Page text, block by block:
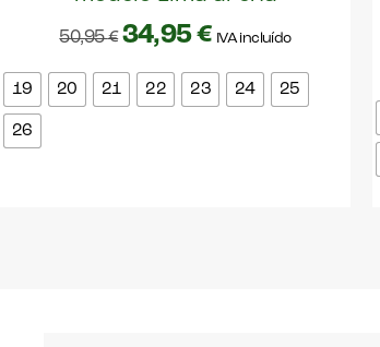
50,95€ 34,95€ IVA incluído
19 20 21 22 23 24 25
26